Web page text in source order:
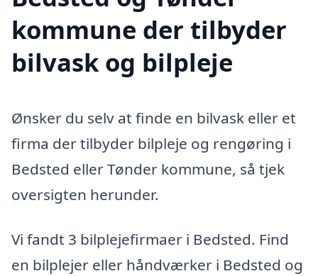
kommune der tilbyder
bilvask og bilpleje
Ønsker du selv at finde en bilvask eller et
firma der tilbyder bilpleje og rengøring i
Bedsted eller Tønder kommune, så tjek
oversigten herunder.
Vi fandt 3 bilplejefirmaer i Bedsted. Find
en bilplejer eller håndværker i Bedsted og